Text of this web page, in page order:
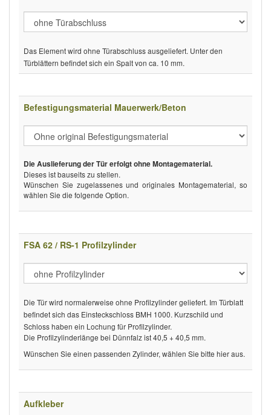
Das Element wird ohne Türabschluss ausgeliefert. Unter den
Türblättern befindet sich ein Spalt von ca. 10 mm.
Befestigungsmaterial Mauerwerk/Beton
Die Auslieferung der Tür erfolgt ohne Montagematerial.
Dieses ist bauseits zu stellen.
Wünschen Sie zugelassenes und originales Montagematerial, so
wählen Sie die folgende Option.
FSA 62 / RS-1 Profilzylinder
Die Tür wird normalerweise ohne Profilzylinder geliefert. Im Türblatt
befindet sich das Einsteckschloss BMH 1000. Kurzschild und
Schloss haben ein Lochung für Profilzylinder.
Die Profilzylinderlänge bei Dünnfalz ist 40,5 + 40,5 mm.
Wünschen Sie einen passenden Zylinder, wählen Sie bitte hier aus.
Aufkleber